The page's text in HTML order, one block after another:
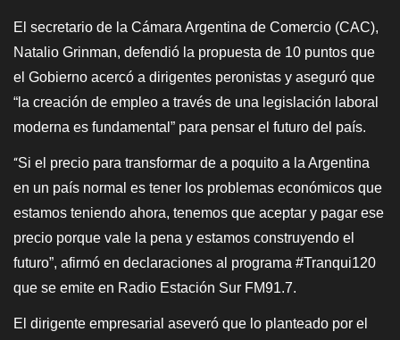
El secretario de la Cámara Argentina de Comercio (CAC),
Natalio Grinman, defendió la propuesta de 10 puntos que
el Gobierno acercó a dirigentes peronistas y aseguró que
“la creación de empleo a través de una legislación laboral
moderna es fundamental” para pensar el futuro del país.
“Si el precio para transformar de a poquito a la Argentina
en un país normal es tener los problemas económicos que
estamos teniendo ahora, tenemos que aceptar y pagar ese
precio porque vale la pena y estamos construyendo el
futuro”, afirmó en declaraciones al programa #Tranqui120
que se emite en Radio Estación Sur FM91.7.
El dirigente empresarial aseveró que lo planteado por el